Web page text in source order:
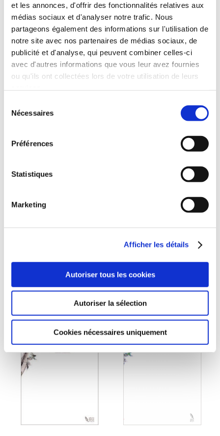
et les annonces, d'offrir des fonctionnalités relatives aux
médias sociaux et d'analyser notre trafic. Nous
partageons également des informations sur l'utilisation de
notre site avec nos partenaires de médias sociaux, de
publicité et d'analyse, qui peuvent combiner celles-ci
avec d'autres informations que vous leur avez fournies
ou qu'ils ont collectées lors de votre utilisation de leurs
Nécessaires
Préférences
Statistiques
Marketing
Afficher les détails
Autoriser tous les cookies
Autoriser la sélection
Cookies nécessaires uniquement
CARDIOLOGUE A
8€11
(0 avis)
QUESTIONS
Sciences & culture
scientifique